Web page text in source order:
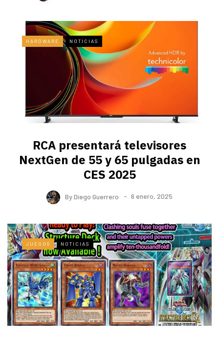
HARDWARE NOTICIAS
RCA presentará televisores
NextGen de 55 y 65 pulgadas en
CES 2025
ByDiego Guerrero 6 enero, 2025
JUEGOS NOTICIAS